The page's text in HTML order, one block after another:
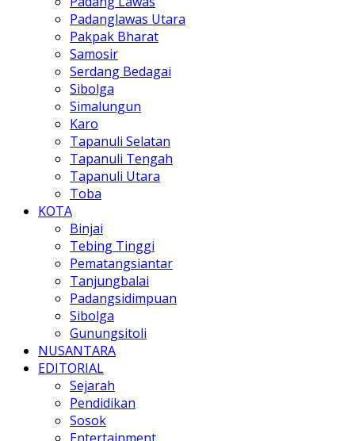
Padanglawas Utara
Pakpak Bharat
Samosir
Serdang Bedagai
Sibolga
Simalungun
Karo
Tapanuli Selatan
Tapanuli Tengah
Tapanuli Utara
Toba
KOTA
Binjai
Tebing Tinggi
Pematangsiantar
Tanjungbalai
Padangsidimpuan
Sibolga
Gunungsitoli
NUSANTARA
EDITORIAL
Sejarah
Pendidikan
Sosok